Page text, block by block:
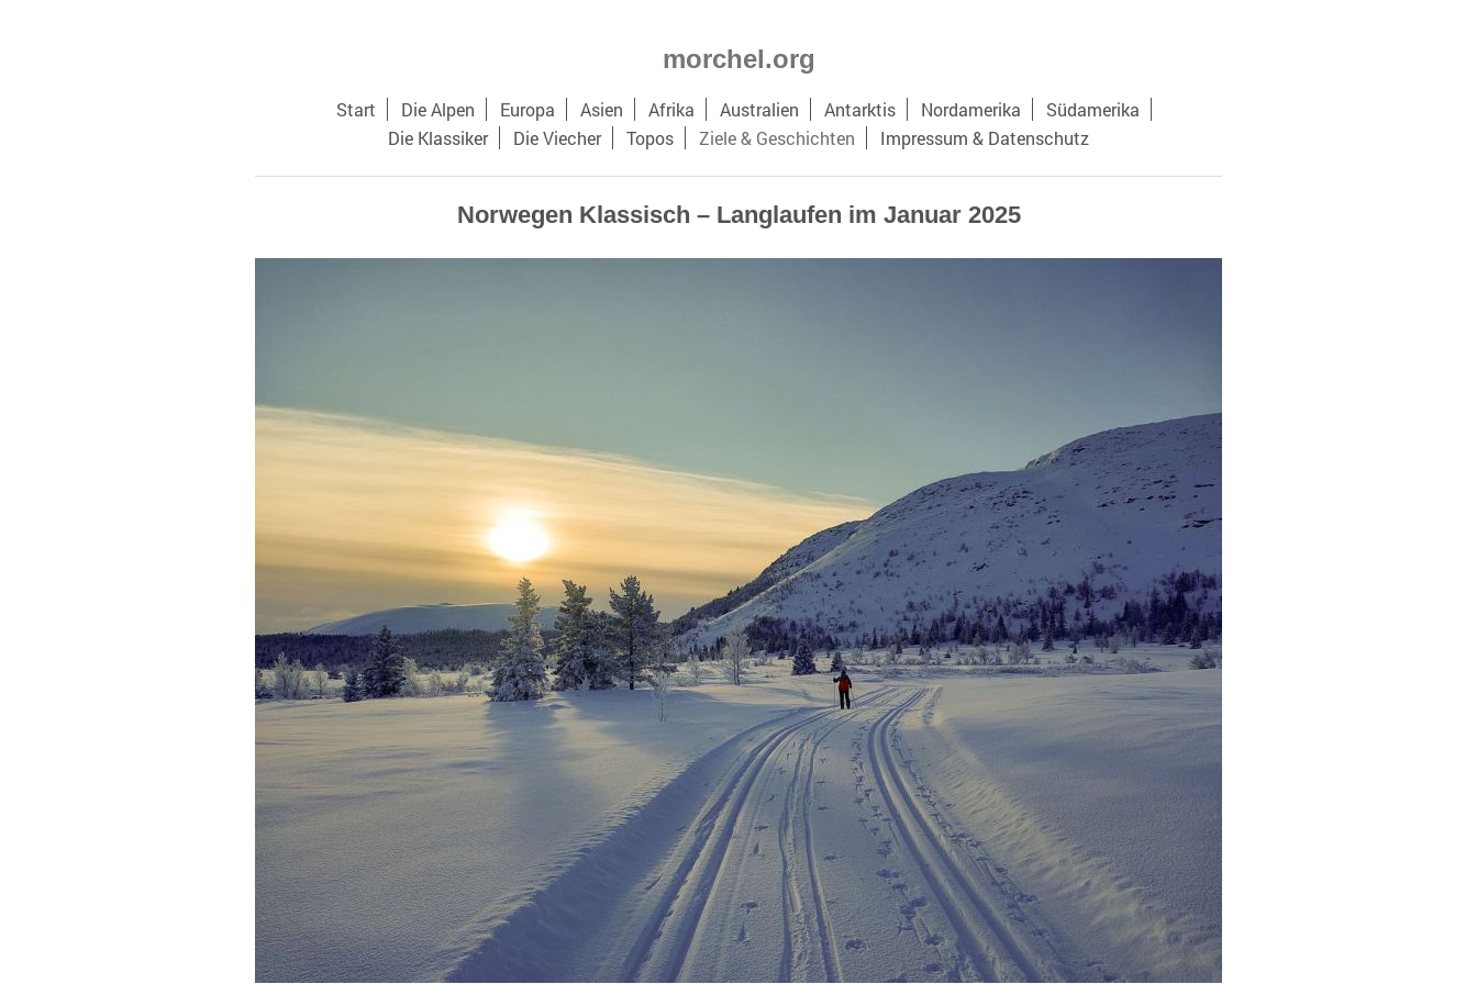
morchel.org
Start Die Alpen Europa Asien Afrika Australien Antarktis Nordamerika
Südamerika
Die Klassiker
Die Viecher Topos Ziele & Geschichten Impressum & Datenschutz
Norwegen Klassisch – Langlaufen im Januar 2025